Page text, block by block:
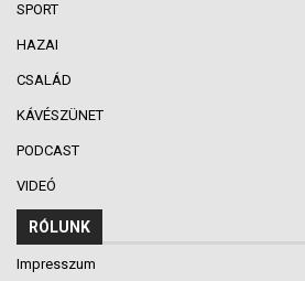
SPORT
HAZAI
CSALÁD
KÁVÉSZÜNET
PODCAST
VIDEÓ
RÓLUNK
Impresszum